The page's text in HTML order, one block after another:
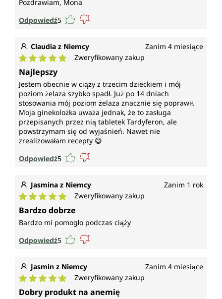
Pozdrawiam, Mona
Odpowiedź5
Claudia z Niemcy Zanim 4 miesiące
Średnia ocena 5 z 5 gwiazdek
Zweryfikowany zakup
Najlepszy
Jestem obecnie w ciąży z trzecim dzieckiem i mój
poziom żelaza szybko spadł. Już po 14 dniach
stosowania mój poziom żelaza znacznie się poprawił.
Moja ginekolożka uważa jednak, że to zasługa
przepisanych przez nią tabletek Tardyferon, ale
powstrzymam się od wyjaśnień. Nawet nie
zrealizowałam recepty 😅
Odpowiedź5
Jasmina z Niemcy Zanim 1 rok
Średnia ocena 5 z 5 gwiazdek
Zweryfikowany zakup
Bardzo dobrze
Bardzo mi pomogło podczas ciąży
Odpowiedź5
Jasmin z Niemcy Zanim 4 miesiące
Średnia ocena 5 z 5 gwiazdek
Zweryfikowany zakup
Dobry produkt na anemię